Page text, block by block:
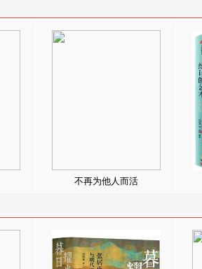
不再为他人而活